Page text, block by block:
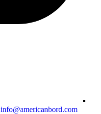
info@americanbord.com